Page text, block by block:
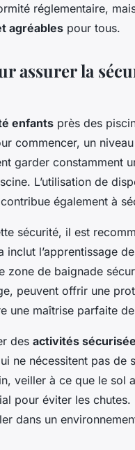
réglementaire,
agréables pour tous.
assurer la
enfants près des
commencer, un
garder constamment
L’utilisation de
également à
sécurité, il est
inclut l’apprentissage
zone de baignade
peuvent offrir une
une maîtrise parfaite
des activités
ne nécessitent pas
veiller à ce que le sol
pour éviter les
dans un